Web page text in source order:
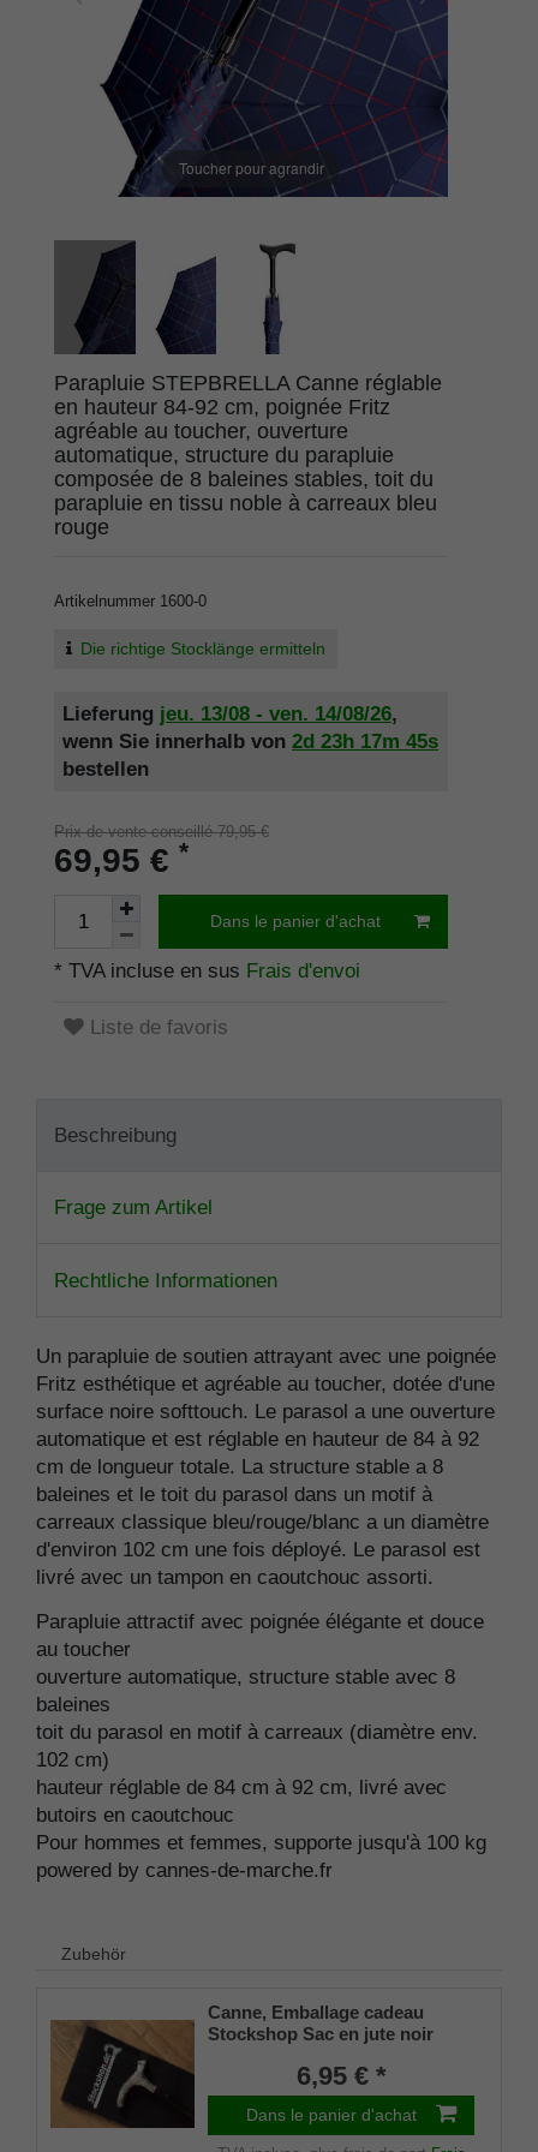
Toucher pour agrandir
Parapluie STEPBRELLA Canne réglable
en hauteur 84-92 cm, poignée Fritz
agréable au toucher, ouverture
automatique, structure du parapluie
composée de 8 baleines stables, toit du
parapluie en tissu noble à carreaux bleu
rouge
Artikelnummer 1600-0
Die richtige Stocklänge ermitteln
Lieferung jeu. 13/08 - ven. 14/08/26,
wenn Sie innerhalb von 2d 23h 17m 45s
bestellen
Prix de vente conseillé 79,95 €
69,95 € *
Dans le panier d'achat
* TVA incluse en sus Frais d'envoi
Liste de favoris
Beschreibung
Frage zum Artikel
Rechtliche Informationen
Un parapluie de soutien attrayant avec une poignée
Fritz esthétique et agréable au toucher, dotée d'une
surface noire softtouch. Le parasol a une ouverture
automatique et est réglable en hauteur de 84 à 92
cm de longueur totale. La structure stable a 8
baleines et le toit du parasol dans un motif à
carreaux classique bleu/rouge/blanc a un diamètre
d'environ 102 cm une fois déployé. Le parasol est
livré avec un tampon en caoutchouc assorti.
Parapluie attractif avec poignée élégante et douce
au toucher
ouverture automatique, structure stable avec 8
baleines
toit du parasol en motif à carreaux (diamètre env.
102 cm)
hauteur réglable de 84 cm à 92 cm, livré avec
butoirs en caoutchouc
Pour hommes et femmes, supporte jusqu'à 100 kg
powered by cannes-de-marche.fr
Zubehör
Canne, Emballage cadeau
Stockshop Sac en jute noir
6,95 € *
Dans le panier d'achat